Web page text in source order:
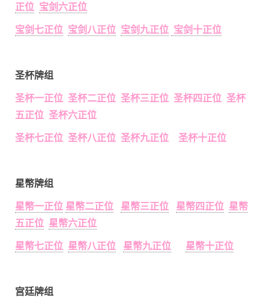
正位 宝剑六正位
宝剑七正位 宝剑八正位 宝剑九正位 宝剑十正位
圣杯牌组
圣杯一正位 圣杯二正位 圣杯三正位 圣杯四正位 圣杯
五正位 圣杯六正位
圣杯七正位 圣杯八正位 圣杯九正位 圣杯十正位
星幣牌组
星幣一正位 星幣二正位 星幣三正位 星幣四正位 星幣
五正位 星幣六正位
星幣七正位 星幣八正位 星幣九正位 星幣十正位
宫廷牌组